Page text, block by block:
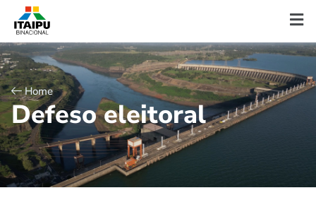
Home
Defeso eleitoral